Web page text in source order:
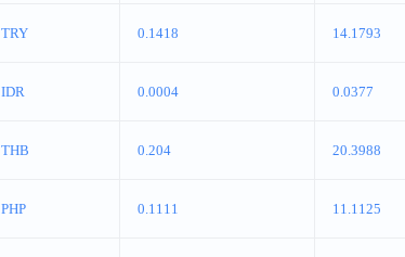
TRY 0.1418 14.1793
IDR 0.0004 0.0377
THB 0.204 20.3988
PHP 0.1111 11.1125